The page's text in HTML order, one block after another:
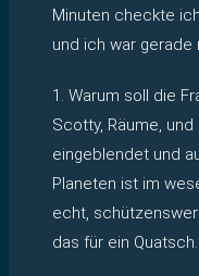
Minuten checkte
und ich war gerade
1. Warum soll die
Scotty, Räume,
eingeblendet und
Planeten ist im
echt,
das für ein Quatsch.